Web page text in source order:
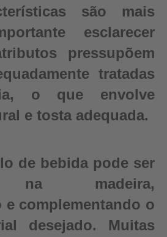
são mais
esclarecer
pressupõem
tratadas
o que envolve
e tosta adequada.
de bebida pode ser
na madeira,
e complementando o
desejado. Muitas